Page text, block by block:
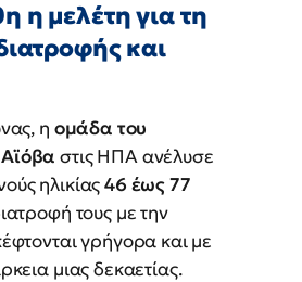
η μελέτη για τη
και
η ομάδα του
στις ΗΠΑ ανέλυσε
ηλικίας46 έως 77
τους με την
γρήγορα και με
μιας δεκαετίας.